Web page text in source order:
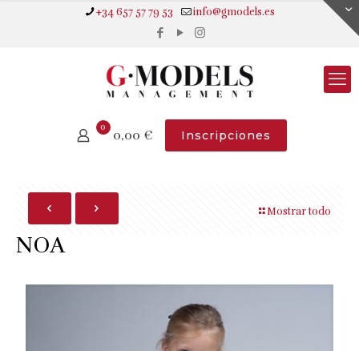
+34 657 57 79 53 info@gmodels.es
0
0,00 € Inscripciones
Mostrar todo
NOA